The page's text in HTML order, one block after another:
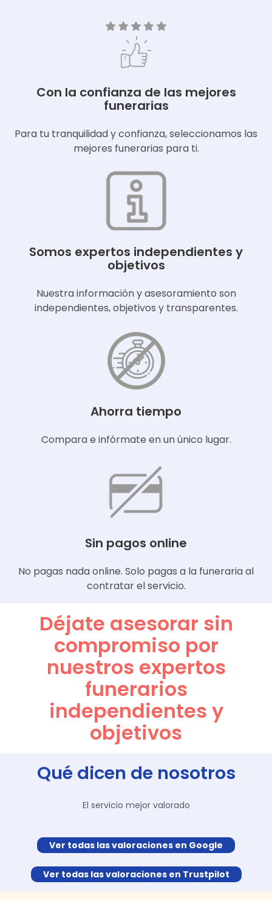
Con la confianza de las mejores
funerarias
Para tu tranquilidad y confianza, seleccionamos las
mejores funerarias para ti.
Somos expertos independientes y
objetivos
Nuestra información y asesoramiento son
independientes, objetivos y transparentes.
Ahorra tiempo
Compara e infórmate en un único lugar.
Sin pagos online
No pagas nada online. Solo pagas a la funeraria al
contratar el servicio.
Déjate asesorar sin
compromiso por
nuestros expertos
funerarios
independientes y
objetivos
Qué dicen de nosotros
El servicio mejor valorado
Ver todas las valoraciones en Google
Ver todas las valoraciones en Trustpilot